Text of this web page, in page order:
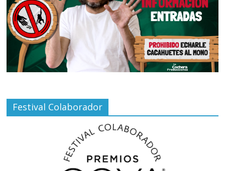
Festival Colaborador